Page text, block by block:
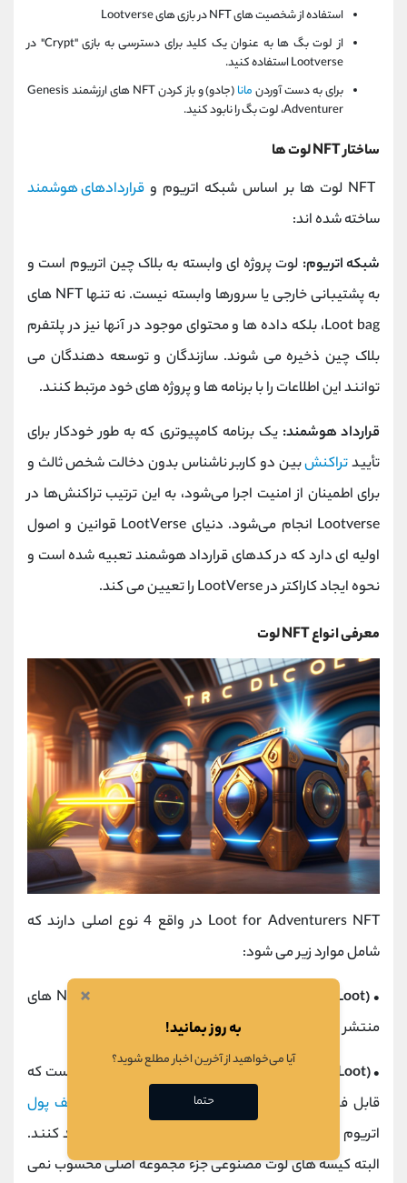
استفاده از شخصیت های NFT در بازی های Lootverse
از لوت بگ ها به عنوان یک کلید برای دسترسی به بازی "Crypt" در
Lootverse استفاده کنید.
برای به دست آوردنمانا
(جادو) و باز کردن NFT های ارزشمند Genesis
Adventurer، لوت بگ را نابود کنید.
ساختار NFT لوت ها
NFT لوت ها بر اساس شبکه اتریوم و
قراردادهای هوشمند
ساخته شده اند:
شبکه اتریوم: لوت پروژه ای وابسته به بلاک چین اتریوم است و
به پشتیبانی خارجی یا سرورها وابسته نیست. نه تنها NFT های
Loot bag، بلکه داده ها و محتوای موجود در آنها نیز در پلتفرم
بلاک چین ذخیره می شوند. سازندگان و توسعه دهندگان می
توانند این اطلاعات را با برنامه ها و پروژه های خود مرتبط کنند.
قرارداد هوشمند: یک برنامه کامپیوتری که به طور خودکار برای
تأییدتراکنشبین دو کاربر ناشناس بدون دخالت شخص ثالث و
برای اطمینان از امنیت اجرا می‌شود، به این ترتیب تراکنش‌ها در
Lootverse انجام می‌شود. دنیای LootVerse قوانین و اصول
اولیه ای دارد که در کدهای قرارداد هوشمند تعبیه شده است و
نحوه ایجاد کاراکتر در LootVerse را تعیین می کند.
معرفی انواع NFT لوت
Loot for Adventurers NFT در واقع 4 نوع اصلی دارند که
شامل موارد زیر می شود:
• Loot for Adventure (OG Loot):
اولین مجموعه NFT های
منتشر شده برای این پروژه با عنوان Loot bag
• Synthetic Loot (sLoot):
این بسته شامل Loot bag است که
قابل فروش یا ضرب نیستند و فقط به افرادی که
کیف پول
اتریوم دارند اجازه می دهد تا NFT های غارت خود را تولید کنند.
البته کیسه های لوت مصنوعی جزء مجموعه اصلی محسوب نمی
×
به روز بمانید!
آیا می‌خواهید از آخرین اخبار مطلع شوید؟
حتما